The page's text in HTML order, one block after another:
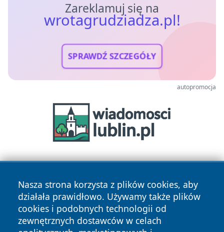
Zareklamuj się na
wrotagrudziadza.pl!
SPRAWDŹ SZCZEGÓŁY
autopromocja
Nasza strona korzysta z plików cookies, aby
działała prawidłowo. Używamy także plików
cookies i podobnych technologii od
zewnętrznych dostawców w celach
Copyright © 2026 wrotagrudziadza.pl Wszystkie prawa